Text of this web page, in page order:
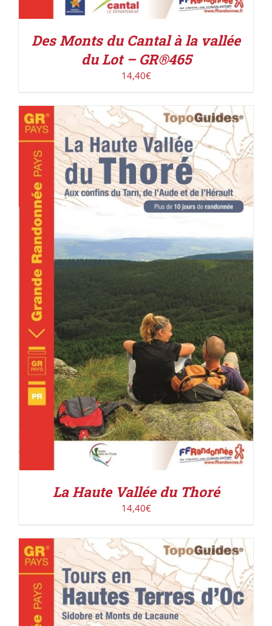
Des Monts du Cantal à la vallée
du Lot – GR®465
14,40€
ACHETER LE PRODUIT /
La Haute Vallée du Thoré
14,40€